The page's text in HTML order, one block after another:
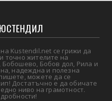
Kustendil.net се грижи да
точно жителите на
Бобошево, Бобов дол, Рила и
надеждна и полезна
можете да се
Достатъчно е да обичате
ниво на грамотност.